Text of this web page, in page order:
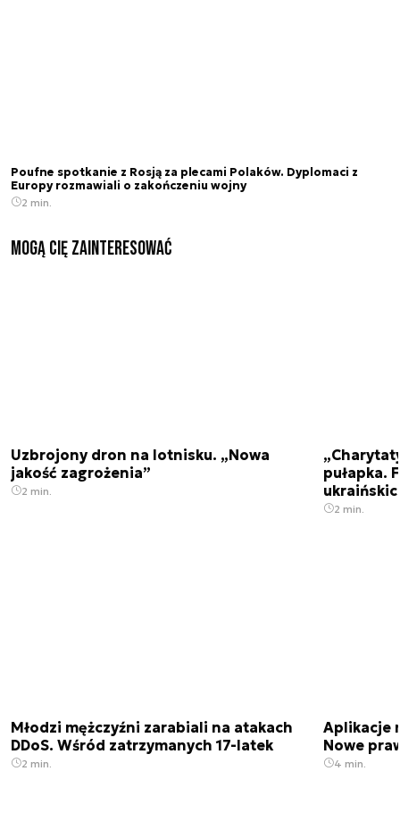
Poufne spotkanie z Rosją za plecami Polaków. Dyplomaci z
Europy rozmawiali o zakończeniu wojny
2 min.
Mogą Cię zainteresować
Uzbrojony dron na lotnisku. „Nowa
jakość zagrożenia”
2 min.
pułapka.
2 min.
Młodzi mężczyźni zarabiali na atakach
DDoS. Wśród zatrzymanych 17-latek
2 min.
Aplikacje
Nowe
4 min.